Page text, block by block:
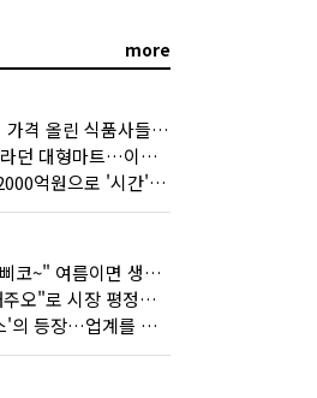
more
"어렵다"며 가격 올린 식품사들…진짜 어려운 거 맞아?
'나쁜 놈'이라던 대형마트…이젠 '불쌍한 놈' 됐다
홈플러스, 2000억원으로 '시간'을 샀다
"삐삐리 빠삐코~" 여름이면 생각나는 그 노래
"시간 좀 내주오"로 시장 평정한 하이마트
'빙그레우스'의 등장…업계를 흔든 '세계관' 마케팅